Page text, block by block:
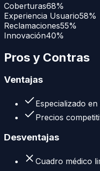
Coberturas68%
Experiencia Usuario58%
Reclamaciones55%
Innovación40%
Pros y Contras
Ventajas
Especializado
Precios
Desventajas
Cuadro médico